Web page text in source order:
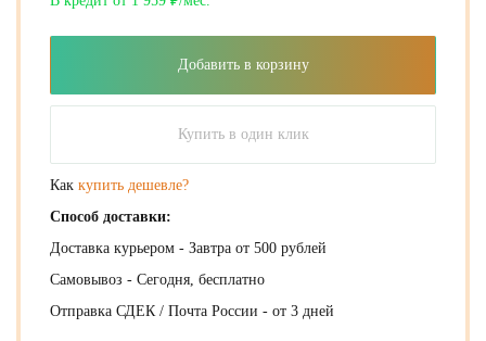
Добавить в корзину
Купить в один клик
Как купить дешевле?
Способ доставки:
Доставка курьером - Завтра от 500 рублей
Самовывоз - Сегодня, бесплатно
Отправка СДЕК / Почта России - от 3 дней